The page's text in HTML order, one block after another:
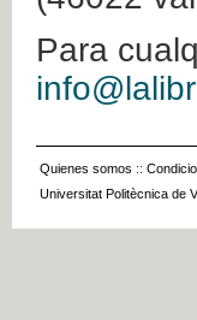
Para
Quienes somos ::
Universitat Politècnica de